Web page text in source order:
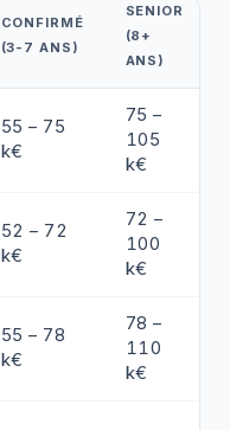
CONFIRMÉ
(3-7 ANS)
SENIOR
(8+
ANS)
55 – 75
k€
75 –
105
k€
52 – 72
k€
72 –
100
k€
55 – 78
k€
78 –
110
k€